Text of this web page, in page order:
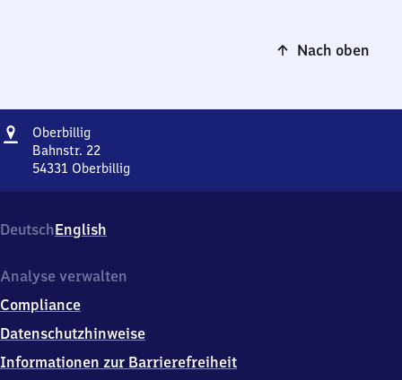
Nach oben
Adresse
Oberbillig
Bahnstr. 22
54331 Oberbillig
22,
5
3
1
Oberbillig
DeutschEnglish
Analyse verwalten
Compliance
Datenschutzhinweise
Informationen zur Barrierefreiheit